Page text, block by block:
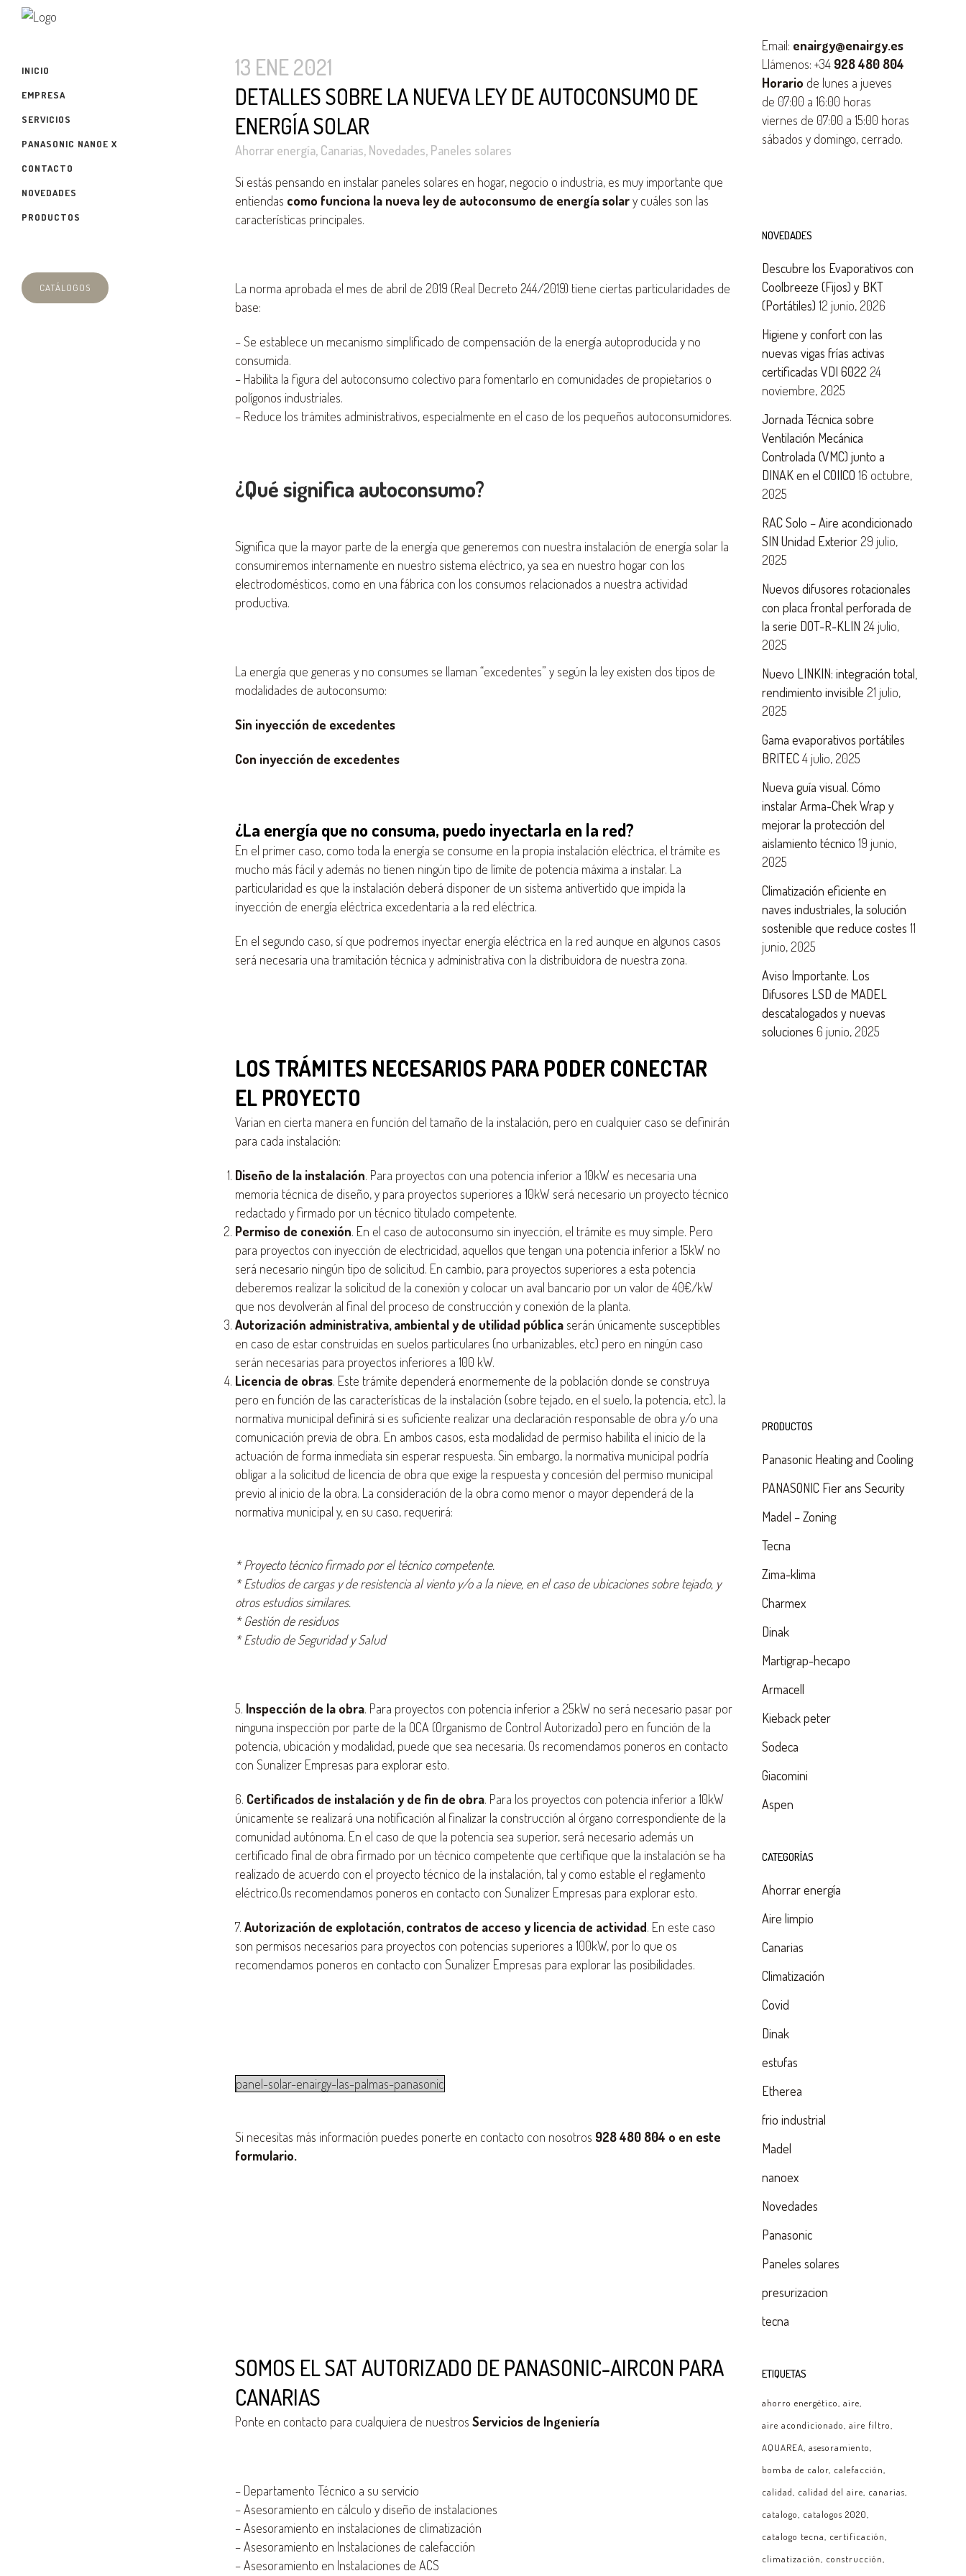
INICIO
EMPRESA
SERVICIOS
PANASONIC NANOE X
CONTACTO
NOVEDADES
PRODUCTOS
CATÁLOGOS
13 ENE 2021
DETALLES SOBRE LA NUEVA LEY DE AUTOCONSUMO DE
ENERGÍA SOLAR
Ahorrar energía, Canarias, Novedades, Paneles solares
Si estás pensando en instalar paneles solares en hogar, negocio o industria, es muy importante que
entiendas como funciona la nueva ley de autoconsumo de energía solary cuáles son las
características principales.
La norma aprobada el mes de abril de 2019 (Real Decreto 244/2019) tiene ciertas particularidades de
base:
– Se establece un mecanismo simplificado de compensación de la energía autoproducida y no
consumida.
– Habilita la figura del autoconsumo colectivo para fomentarlo en comunidades de propietarios o
polígonos industriales.
– Reduce los trámites administrativos, especialmente en el caso de los pequeños autoconsumidores.
¿Qué significa autoconsumo?
Significa que la mayor parte de la energía que generemos con nuestra instalación de energía solar la
consumiremos internamente en nuestro sistema eléctrico, ya sea en nuestro hogar con los
electrodomésticos, como en una fábrica con los consumos relacionados a nuestra actividad
productiva.
La energía que generas y no consumes se llaman “excedentes” y según la ley existen dos tipos de
modalidades de autoconsumo:
Sin inyección de excedentes
Con inyección de excedentes
¿La energía que no consuma, puedo inyectarla en la red?
En el primer caso, como toda la energía se consume en la propia instalación eléctrica, el trámite es
mucho más fácil y además no tienen ningún tipo de límite de potencia máxima a instalar. La
particularidad es que la instalación deberá disponer de un sistema antivertido que impida la
inyección de energía eléctrica excedentaria a la red eléctrica.
En el segundo caso, sí que podremos inyectar energía eléctrica en la red aunque en algunos casos
será necesaria una tramitación técnica y administrativa con la distribuidora de nuestra zona.
LOS TRÁMITES NECESARIOS PARA PODER CONECTAR
EL PROYECTO
Varian en cierta manera en función del tamaño de la instalación, pero en cualquier caso se definirán
para cada instalación:
Diseño de la instalación. Para proyectos con una potencia inferior a 10kW es necesaria una
memoria técnica de diseño, y para proyectos superiores a 10kW será necesario un proyecto técnico
redactado y firmado por un técnico titulado competente.
Permiso de conexión. En el caso de autoconsumo sin inyección, el trámite es muy simple. Pero
para proyectos con inyección de electricidad, aquellos que tengan una potencia inferior a 15kW no
será necesario ningún tipo de solicitud. En cambio, para proyectos superiores a esta potencia
deberemos realizar la solicitud de la conexión y colocar un aval bancario por un valor de 40€/kW
que nos devolverán al final del proceso de construcción y conexión de la planta.
Autorización administrativa, ambiental y de utilidad pública serán únicamente susceptibles
en caso de estar construidas en suelos particulares (no urbanizables, etc) pero en ningún caso
serán necesarias para proyectos inferiores a 100 kW.
Licencia de obras. Este trámite dependerá enormemente de la población donde se construya
pero en función de las características de la instalación (sobre tejado, en el suelo, la potencia, etc), la
normativa municipal definirá si es suficiente realizar una declaración responsable de obra y/o una
comunicación previa de obra. En ambos casos, esta modalidad de permiso habilita el inicio de la
actuación de forma inmediata sin esperar respuesta. Sin embargo, la normativa municipal podría
obligar a la solicitud de licencia de obra que exige la respuesta y concesión del permiso municipal
previo al inicio de la obra. La consideración de la obra como menor o mayor dependerá de la
normativa municipal y, en su caso, requerirá:
* Proyecto técnico firmado por el técnico competente.
* Estudios de cargas y de resistencia al viento y/o a la nieve, en el caso de ubicaciones sobre tejado, y
otros estudios similares.
* Gestión de residuos
* Estudio de Seguridad y Salud
5. Inspección de la obra. Para proyectos con potencia inferior a 25kW no será necesario pasar por
ninguna inspección por parte de la OCA (Organismo de Control Autorizado) pero en función de la
potencia, ubicación y modalidad, puede que sea necesaria. Os recomendamos poneros en contacto
con Sunalizer Empresas para explorar esto.
6. Certificados de instalación y de fin de obra. Para los proyectos con potencia inferior a 10kW
únicamente se realizará una notificación al finalizar la construcción al órgano correspondiente de la
comunidad autónoma. En el caso de que la potencia sea superior, será necesario además un
certificado final de obra firmado por un técnico competente que certifique que la instalación se ha
realizado de acuerdo con el proyecto técnico de la instalación, tal y como estable el reglamento
eléctrico.Os recomendamos poneros en contacto con Sunalizer Empresas para explorar esto.
7. Autorización de explotación, contratos de acceso y licencia de actividad. En este caso
son permisos necesarios para proyectos con potencias superiores a 100kW, por lo que os
recomendamos poneros en contacto con Sunalizer Empresas para explorar las posibilidades.
panel-solar-enairgy-las-palmas-panasonic
Si necesitas más información puedes ponerte en contacto con nosotros 928 480 804 o en este
formulario.
SOMOS EL SAT AUTORIZADO DE PANASONIC-AIRCON PARA
CANARIAS
Ponte en contacto para cualquiera de nuestros Servicios de Ingeniería
– Departamento Técnico a su servicio
–Asesoramiento en cálculo y diseño de instalaciones
–Asesoramiento en instalaciones de climatización
–Asesoramiento en Instalaciones de calefacción
–Asesoramiento en Instalaciones de ACS
Email: enairgy@enairgy.es
Llámenos: +34 928 480 804
Horario de lunes a jueves
de 07:00 a 16:00 horas
viernes de 07:00 a 15:00 horas
sábados y domingo, cerrado.
NOVEDADES
Descubre los Evaporativos con
Coolbreeze (Fijos) y BKT
(Portátiles) 12 junio, 2026
Higiene y confort con las
nuevas vigas frías activas
certificadas VDI 6022 24
noviembre, 2025
Jornada Técnica sobre
Ventilación Mecánica
Controlada (VMC) junto a
DINAK en el COIICO 16 octubre,
2025
RAC Solo – Aire acondicionado
SIN Unidad Exterior 29 julio,
2025
Nuevos difusores rotacionales
con placa frontal perforada de
la serie DOT-R-KLIN 24 julio,
2025
Nuevo LINKIN: integración total,
rendimiento invisible 21 julio,
2025
Gama evaporativos portátiles
BRITEC 4 julio, 2025
Nueva guía visual. Cómo
instalar Arma-Chek Wrap y
mejorar la protección del
aislamiento técnico 19 junio,
2025
Climatización eficiente en
naves industriales, la solución
sostenible que reduce costes 11
junio, 2025
Aviso Importante. Los
Difusores LSD de MADEL
descatalogados y nuevas
soluciones 6 junio, 2025
PRODUCTOS
Panasonic Heating and Cooling
PANASONIC Fier ans Security
Madel – Zoning
Tecna
Zima-klima
Charmex
Dinak
Martigrap-hecapo
Armacell
Kieback peter
Sodeca
Giacomini
Aspen
CATEGORÍAS
Ahorrar energía
Aire limpio
Canarias
Climatización
Covid
Dinak
estufas
Etherea
frio industrial
Madel
nanoex
Novedades
Panasonic
Paneles solares
presurizacion
tecna
ETIQUETAS
ahorro energético aire
aire acondicionado aire filtro
AQUAREA asesoramiento
bomba de calor calefacción
calidad
calidad del aire canarias
catalogo
catalogos 2020
catalogo tecna
certificación
climatización
construcción